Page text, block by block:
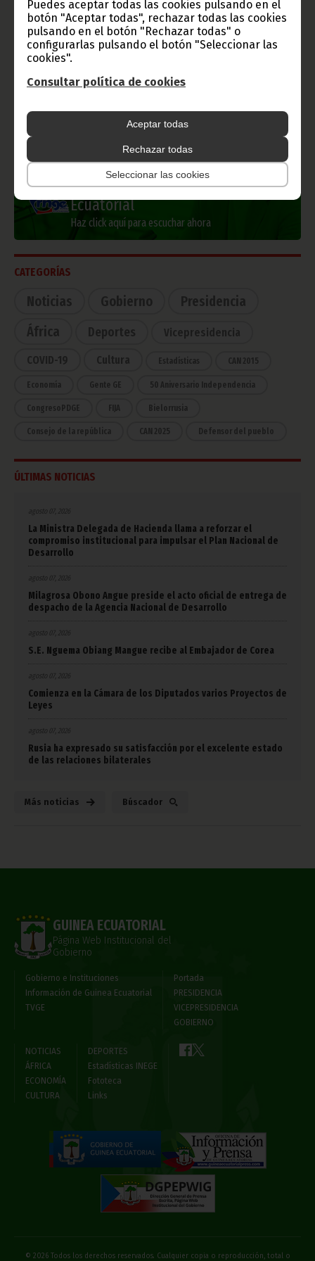
Puedes aceptar todas las cookies pulsando en el
botón "Aceptar todas", rechazar todas las cookies
pulsando en el botón "Rechazar todas" o
configurarlas pulsando el botón "Seleccionar las
cookies".
Consultar política de cookies
Aceptar todas
Rechazar todas
Seleccionar las cookies
Información de Guinea Ecuatorial
Radio Nacional de Guinea
Ecuatorial
Haz click aquí para escuchar ahora
CATEGORÍAS
Noticias Gobierno
Presidencia
África
Deportes Vicepresidencia
COVID-19 Cultura Estadísticas CAN 2015
Economía Gente GE 50 Aniversario Independencia
CongresoPDGE FIJA Bielorrusia
Consejo de la república CAN 2025 Defensor del pueblo
ÚLTIMAS NOTICIAS
agosto 07, 2026
La Ministra Delegada de Hacienda llama a reforzar el
compromiso institucional para impulsar el Plan Nacional de
Desarrollo
agosto 07, 2026
Milagrosa Obono Angue preside el acto oficial de entrega de
despacho de la Agencia Nacional de Desarrollo
agosto 07, 2026
S.E. Nguema Obiang Mangue recibe al Embajador de Corea
agosto 07, 2026
Comienza en la Cámara de los Diputados varios Proyectos de
Leyes
agosto 07, 2026
Rusia ha expresado su satisfacción por el excelente estado
de las relaciones bilaterales
Más noticias Búscador
GUINEA ECUATORIAL
Página Web Institucional del
Gobierno
Gobierno e Instituciones
Información de Guinea Ecuatorial
TVGE
Portada
PRESIDENCIA
VICEPRESIDENCIA
GOBIERNO
NOTICIAS
ÁFRICA
ECONOMÍA
CULTURA
DEPORTES
Estadísticas INEGE
Fototeca
Links
© 2026 Todos los derechos reservados. Cualquier copia o reproducción, total o